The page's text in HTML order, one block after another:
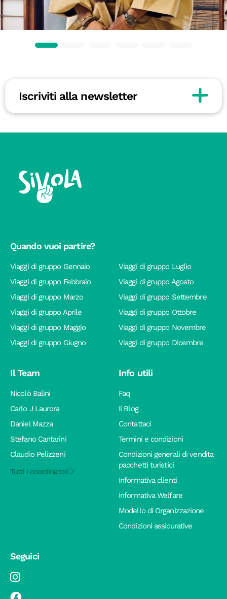
Iscriviti alla newsletter
Quando vuoi partire?
Viaggi di gruppo Gennaio
Viaggi di gruppo Febbraio
Viaggi di gruppo Marzo
Viaggi di gruppo Aprile
Viaggi di gruppo Maggio
Viaggi di gruppo Giugno
Viaggi di gruppo Luglio
Viaggi di gruppo Agosto
Viaggi di gruppo Settembre
Viaggi di gruppo Ottobre
Viaggi di gruppo Novembre
Viaggi di gruppo Dicembre
Il Team
Nicolò Balini
Carlo J Laurora
Daniel Mazza
Stefano Cantarini
Claudio Pelizzeni
Tutti i coordinatori
Info utili
Faq
Il Blog
Contattaci
Termini e condizioni
Condizioni generali di vendita
pacchetti turistici
Informativa clienti
Informativa Welfare
Modello di Organizzazione
Condizioni assicurative
Seguici